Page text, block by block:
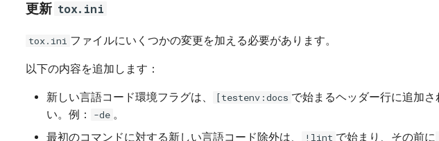
更新 tox.ini
tox.ini ファイルにいくつかの変更を加える必要があります。
以下の内容を追加します：
新しい言語コード環境フラグは、 [testenv:docs で始まるヘッダー行に追加
い。例：
-de 。
最初のコマンドに対する新しい言語コード除外は、
!lint で始まり、その前に